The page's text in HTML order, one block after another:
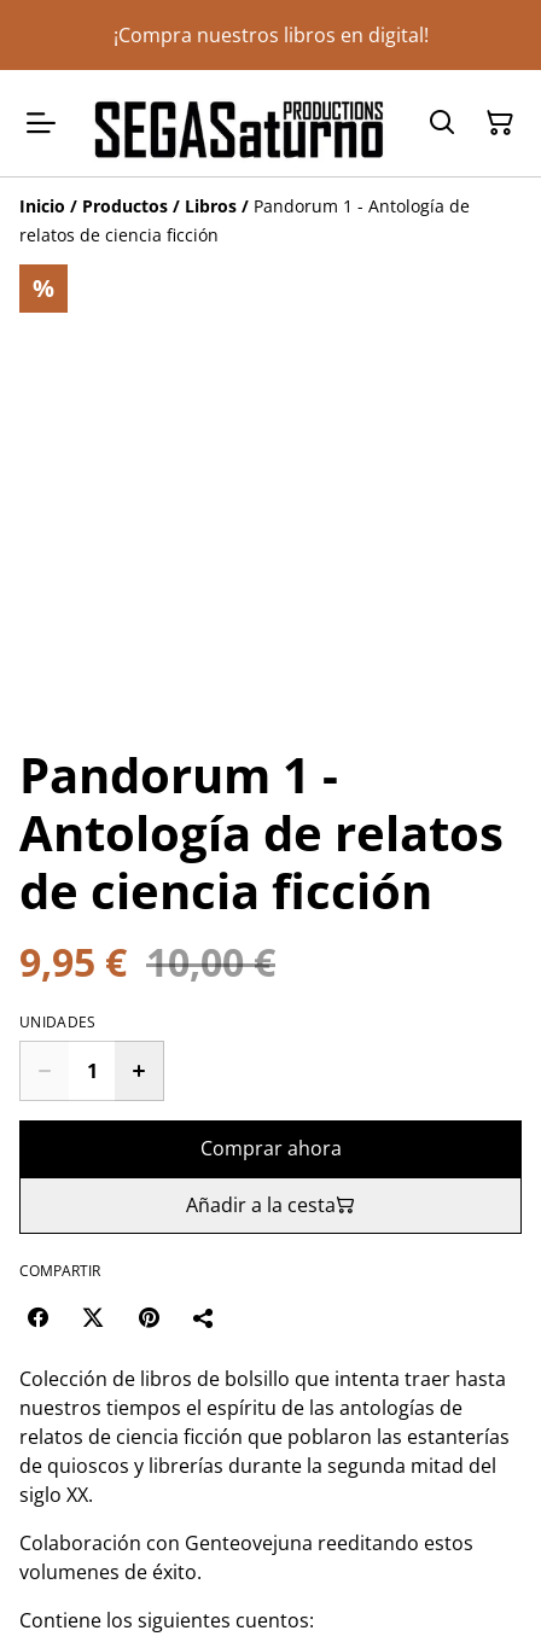
¡Compra nuestros libros en digital!
Inicio / Productos / Libros / Pandorum 1 - Antología de
relatos de ciencia ficción
%
Pandorum 1 -
Antología de relatos
de ciencia ficción
9,95 € 10,00 €
UNIDADES
Comprar ahora
Añadir a la cesta
COMPARTIR
Colección de libros de bolsillo que intenta traer hasta
nuestros tiempos el espíritu de las antologías de
relatos de ciencia ficción que poblaron las estanterías
de quioscos y librerías durante la segunda mitad del
siglo XX.
Colaboración con Genteovejuna reeditando estos
volumenes de éxito.
Contiene los siguientes cuentos: